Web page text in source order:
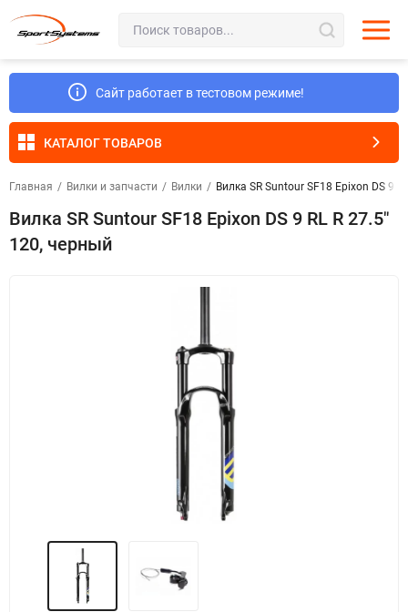
Сайт работает в тестовом режиме!
КАТАЛОГ ТОВАРОВ
Главная / Вилки и запчасти / Вилки / Вилка SR Suntour SF18 Epixon DS 9
Вилка SR Suntour SF18 Epixon DS 9 RL R 27.5"
120, черный